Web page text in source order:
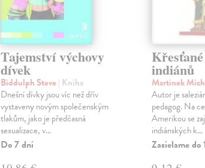
Tajemství výchovy
dívek
Biddulph Steve | Kniha
Dnešní dívky jsou víc než dřív
vystaveny novým společenským
tlakům, jako je předčasná
sexualizace, v...
Do 7 dní
indiánů
Martinek
Autor je
pedagog. Na
Amerikou se
indiánských k...
Zasielame do